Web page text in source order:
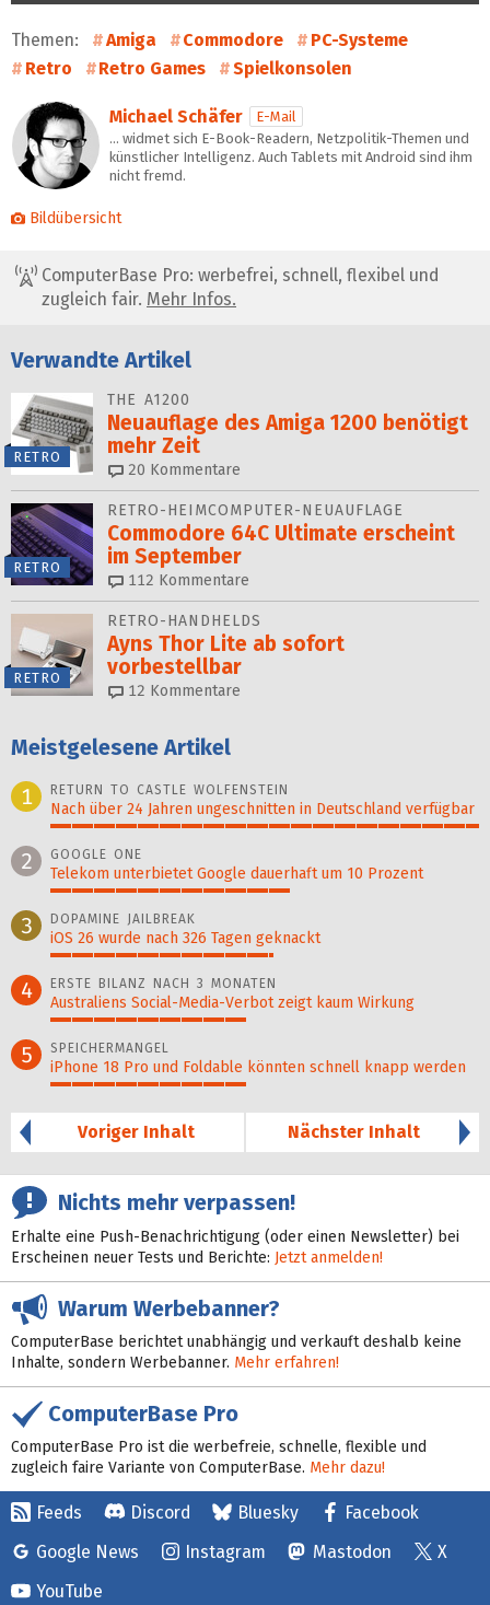
Themen: Amiga Commodore
PC-Systeme
Retro
Retro Games Spielkonsolen
Michael Schäfer
E-Mail
… widmet sich E-Book-Readern, Netzpolitik-Themen und
künstlicher Intelligenz. Auch Tablets mit Android sind ihm
nicht fremd.
Bildübersicht
ComputerBase Pro: werbefrei, schnell, flexibel und
zugleich fair. Mehr Infos.
Verwandte Artikel
RETRO
THE A1200
Neuauflage des Amiga 1200 benötigt
mehr Zeit
20 Kommentare
RETRO
RETRO-HEIMCOMPUTER-NEUAUFLAGE
Commodore 64C Ultimate erscheint
im September
112 Kommentare
RETRO
RETRO-HANDHELDS
Ayns Thor Lite ab sofort
vorbestellbar
12 Kommentare
Meistgelesene Artikel
1
RETURN TO CASTLE WOLFENSTEIN
Nach über 24 Jahren ungeschnitten in Deutschland verfügbar
2 GOOGLE ONE
Telekom unterbietet Google dauerhaft um 10 Prozent
3 DOPAMINE JAILBREAK
iOS 26 wurde nach 326 Tagen geknackt
4 ERSTE BILANZ NACH 3 MONATEN
Australiens Social-Media-Verbot zeigt kaum Wirkung
5 SPEICHERMANGEL
iPhone 18 Pro und Foldable könnten schnell knapp werden
Voriger Inhalt
Nächster Inhalt
Nichts mehr verpassen!
Erhalte eine Push-Benachrichtigung (oder einen Newsletter) bei
Erscheinen neuer Tests und Berichte: Jetzt anmelden!
Warum Werbebanner?
ComputerBase berichtet unabhängig und verkauft deshalb keine
Inhalte, sondern Werbebanner. Mehr erfahren!
ComputerBase Pro
ComputerBase Pro ist die werbefreie, schnelle, flexible und
zugleich faire Variante von ComputerBase. Mehr dazu!
Feeds Discord Bluesky
Facebook
Google News
Instagram Mastodon
X
YouTube